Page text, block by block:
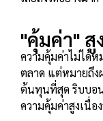
"คุ้มค่า" สู
ความคุ้มค่าไม่ได้
ตลาด แต่หมายถึง
ต้นทุนที่สุด ริบบอน
ความคุ้มค่าสูงเนื่อ